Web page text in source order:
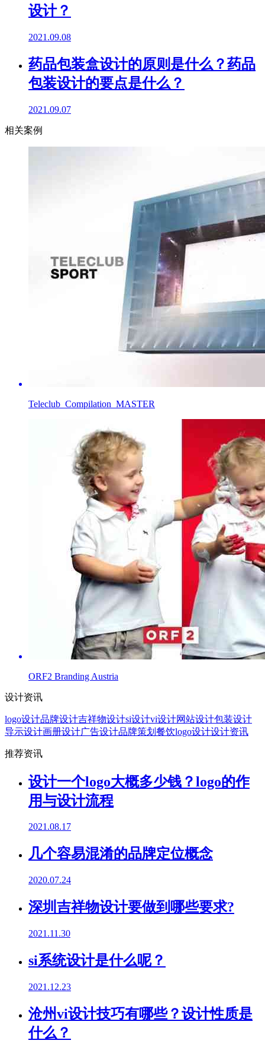
设计？
2021.09.08
药品包装盒设计的原则是什么？药品
包装设计的要点是什么？
2021.09.07
相关案例
Teleclub_Compilation_MASTER
ORF2 Branding Austria
设计资讯
logo设计品牌设计吉祥物设计si设计vi设计网站设计包装设计
导示设计画册设计广告设计品牌策划 餐饮logo设计设计资讯
推荐资讯
设计一个logo大概多少钱？logo的作
用与设计流程
2021.08.17
几个容易混淆的品牌定位概念
2020.07.24
深圳吉祥物设计要做到哪些要求?
2021.11.30
si系统设计是什么呢？
2021.12.23
沧州vi设计技巧有哪些？设计性质是
什么？